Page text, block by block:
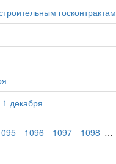
госконтрактам
декабря
1096 1097 1098 …